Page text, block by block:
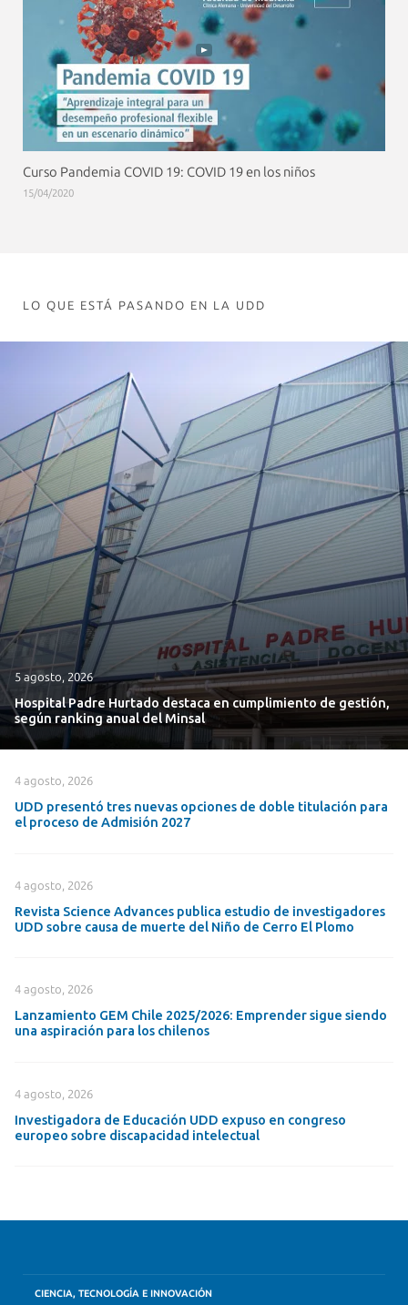
Curso Pandemia COVID 19: COVID 19 en los niños
15/04/2020
LO QUE ESTÁ PASANDO EN LA UDD
5 agosto, 2026
Hospital Padre Hurtado destaca en cumplimiento de gestión,
según ranking anual del Minsal
4 agosto, 2026
UDD presentó tres nuevas opciones de doble titulación para
el proceso de Admisión 2027
4 agosto, 2026
Revista Science Advances publica estudio de investigadores
UDD sobre causa de muerte del Niño de Cerro El Plomo
4 agosto, 2026
Lanzamiento GEM Chile 2025/2026: Emprender sigue siendo
una aspiración para los chilenos
4 agosto, 2026
Investigadora de Educación UDD expuso en congreso
europeo sobre discapacidad intelectual
CIENCIA, TECNOLOGÍA E INNOVACIÓN